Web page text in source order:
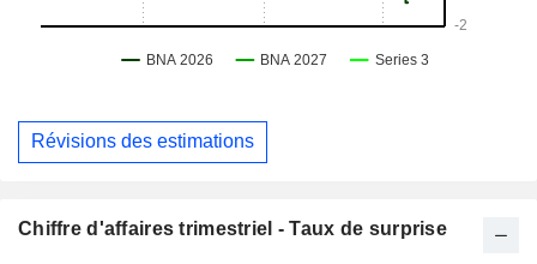
Révisions des estimations
Chiffre d'affaires trimestriel - Taux de surprise